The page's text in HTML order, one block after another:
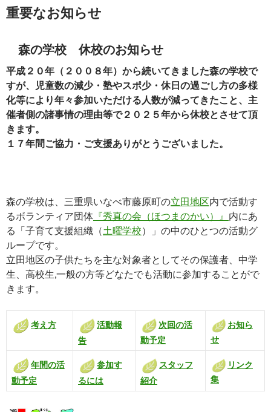
重要なお知らせ
森の学校 休校のお知らせ
平成２０年（２００８年）から続いてきました森の学校で
すが、児童数の減少・塾やスポ少・休日の過ごし方の多様
化等により年々参加いただける人数が減ってきたこと、主
催者側の諸事情の理由等で２０２５年から休校とさせて頂
きます。
１７年間ご協力・ご支援ありがとうございました。
森の学校は、三重県いなべ市藤原町の立田地区内で活動す
るボランティア団体 『秀真の会（ほつまのかい）』 内にあ
る「子育て支援組織（土曜学校）」の中のひとつの活動グ
ループです。
立田地区の子供たちを主な対象者としてその保護者、中学
生、高校生,一般の方等どなたでも活動に参加することがで
きます。
考え方
活動報
告
次回の活
動予定
お知ら
せ
年間の活
動予定
参加す
るには
スタッフ
紹介
リンク
集